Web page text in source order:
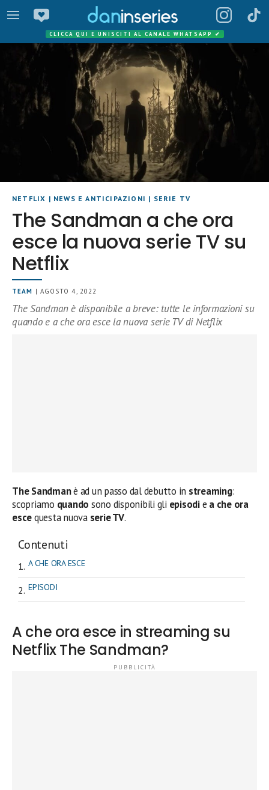
CLICCA QUI E UNISCITI AL CANALE WHATSAPP ✔
NETFLIX | NEWS E ANTICIPAZIONI | SERIE TV
The Sandman a che ora
esce la nuova serie TV su
Netflix
TEAM | AGOSTO 4, 2022
The Sandman è disponibile a breve: tutte le informazioni su
quando e a che ora esce la nuova serie TV di Netflix
The Sandmanè ad un passo dal debutto in streaming:
scopriamo quando sono disponibili gli episodie a che ora
escequesta nuova serie TV.
Contenuti
A CHE ORA ESCE
EPISODI
A che ora esce in streaming su
Netflix The Sandman?